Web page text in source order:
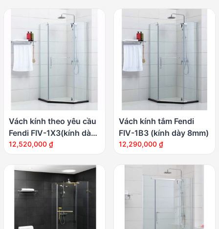
Vách kính theo yêu cầu
Fendi FIV-1X3(kính dày
8mm)
12,520,000 ₫
Vách kính tắm Fendi
FIV-1B3 (kính dày 8mm)
12,290,000 ₫